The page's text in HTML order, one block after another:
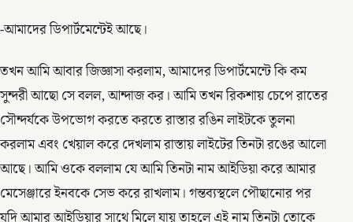
-আমাদের ডিপার্টমেন্টেই আছে।
তখন আমি আবার জিজ্ঞাসা করলাম, আমাদের ডিপার্টমেন্টে কি কম
সুন্দরী আছো সে বলল, আন্দাজ কর। আমি তখন রিকশায় চেপে রাতের
সৌন্দর্যকে উপভোগ করতে করতে রাস্তার রঙিন লাইটকে তুলনা
করলাম এবং খেয়াল করে দেখলাম রাস্তায় লাইটের তিনটা রঙের আলো
আছে। আমি ওকে বললাম যে আমি তিনটা নাম আইডিয়া করে আমার
মেসেঞ্জারে ইনবকে সেভ করে রাখলাম। গন্তব্যস্থলে পৌছানোর পর